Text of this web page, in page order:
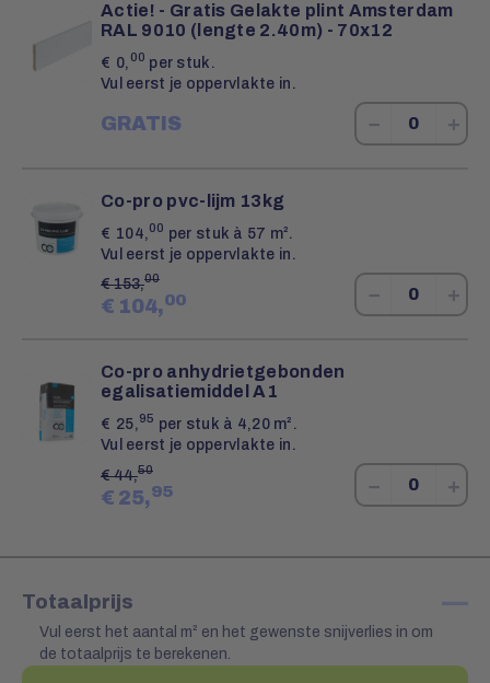
Actie! - Gratis Gelakte plint Amsterdam
RAL 9010 (lengte 2.40m) - 70x12
€ 0, 00 per stuk.
Vul eerst je oppervlakte in.
GRATIS − +
Co-pro pvc-lijm 13kg
€ 104, 00 per stuk à 57 m².
Vul eerst je oppervlakte in.
€153,00
€ 104,00 − +
Co-pro anhydrietgebonden
egalisatiemiddel A1
€ 25, 95 per stuk à 4,20 m².
Vul eerst je oppervlakte in.
€44,50
€ 25,95 − +
Totaalprijs —
Vul eerst het aantal m² en het gewenste snijverlies in om
de totaalprijs te berekenen.